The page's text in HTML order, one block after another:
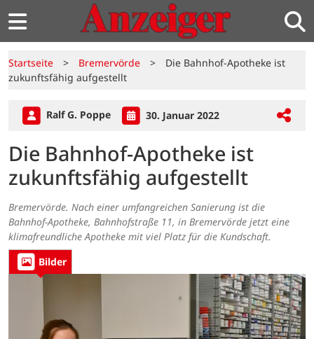
Startseite > Bremervörde >
Die Bahnhof-Apotheke ist
zukunftsfähig aufgestellt
Ralf G. Poppe 30. Januar 2022
Die Bahnhof-Apotheke ist
zukunftsfähig aufgestellt
Bremervörde. Nach einer umfangreichen Sanierung ist die
Bahnhof-Apotheke, Bahnhofstraße 11, in Bremervörde jetzt eine
klimafreundliche Apotheke mit viel Platz für die Kundschaft.
Bilder